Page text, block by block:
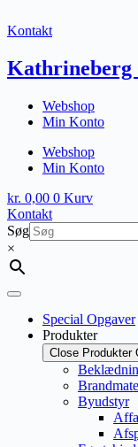
til
Kontakt
Kathrineberg
Webshop
Min Konto
Webshop
Min Konto
kr. 0,00 0 Kurv
Kontakt
Søg
×
Special Opgaver
Produkter
Close Produkter
Byudstyr